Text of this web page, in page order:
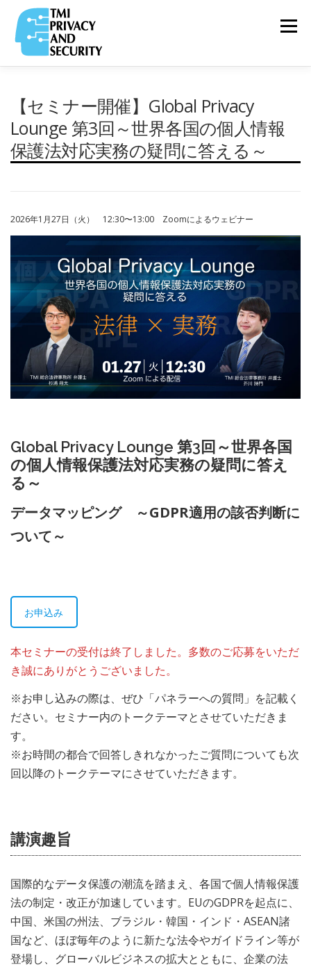
メニュー
TOP ABOUT RELEASE
&
COLUMN
PRIVACY
RECRUIT
PRIVACY
POLICY
【セミナー開催】Global Privacy
Lounge 第3回～世界各国の個人情報
保護法対応実務の疑問に答える～
2026年1月27日（火） 12:30〜13:00 Zoomによるウェビナー
Global Privacy Lounge 第3回～世界各国
の個人情報保護法対応実務の疑問に答え
る～
データマッピング ～GDPR適用の該否判断に
ついて～
お申込み
本セミナーの受付は終了しました。多数のご応募をいただ
き誠にありがとうございました。
※お申し込みの際は、ぜひ「パネラーへの質問」を記載く
ださい。セミナー内のトークテーマとさせていただきま
す。
※お時間の都合で回答しきれなかったご質問についても次
回以降のトークテーマにさせていただきます。
講演趣旨
国際的なデータ保護の潮流を踏まえ、各国で個人情報保護
法の制定・改正が加速しています。EUのGDPRを起点に、
中国、米国の州法、ブラジル・韓国・インド・ASEAN諸
国など、ほぼ毎年のように新たな法令やガイドライン等が
登場し、グローバルビジネスの拡大とともに、企業の法